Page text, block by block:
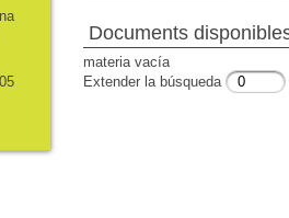
Documents
materia vacía
Extender la búsqueda